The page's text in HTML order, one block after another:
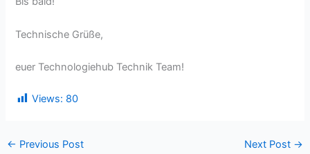
Technische Grüße,
euer Technologiehub Technik Team!
Views: 80
← Previous Post Next Post →